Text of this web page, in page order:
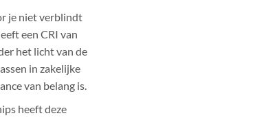
je niet verblindt
een CRI van
het licht van de
in zakelijke
van belang is.
heeft deze